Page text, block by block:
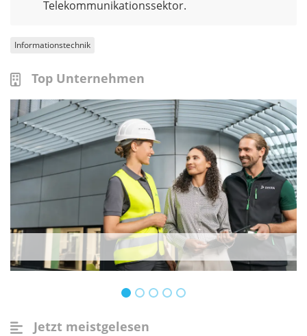
Telekommunikationssektor.
Informationstechnik
Top Unternehmen
Jetzt meistgelesen